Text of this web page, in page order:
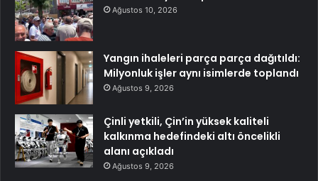
Ağustos 10, 2026
Yangın ihaleleri parça parça dağıtıldı:
Milyonluk işler aynı isimlerde toplandı
Ağustos 9, 2026
Çinli yetkili, Çin’in yüksek kaliteli
kalkınma hedefindeki altı öncelikli
alanı açıkladı
Ağustos 9, 2026